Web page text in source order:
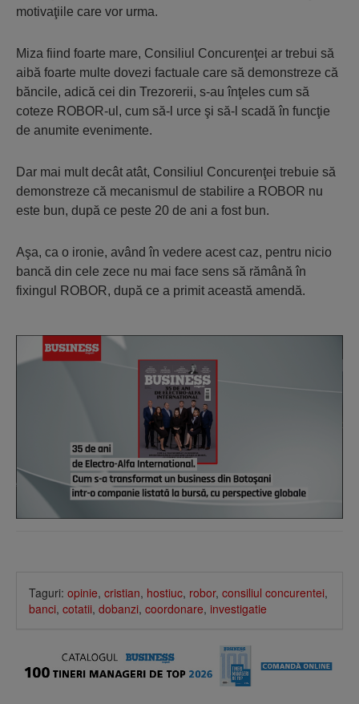
motivaţiile care vor urma.
Miza fiind foarte mare, Consiliul Concurenţei ar trebui să
aibă foarte multe dovezi factuale care să demonstreze că
băncile, adică cei din Trezorerii, s-au înţeles cum să
coteze ROBOR-ul, cum să-l urce şi să-l scadă în funcţie
de anumite evenimente.
Dar mai mult decât atât, Consiliul Concurenţei trebuie să
demonstreze că mecanismul de stabilire a ROBOR nu
este bun, după ce peste 20 de ani a fost bun.
Aşa, ca o ironie, având în vedere acest caz, pentru nicio
bancă din cele zece nu mai face sens să rămână în
fixingul ROBOR, după ce a primit această amendă.
Taguri: opinie, cristian, hostiuc, robor, consiliul concurentei,
banci, cotatii, dobanzi, coordonare, investigatie